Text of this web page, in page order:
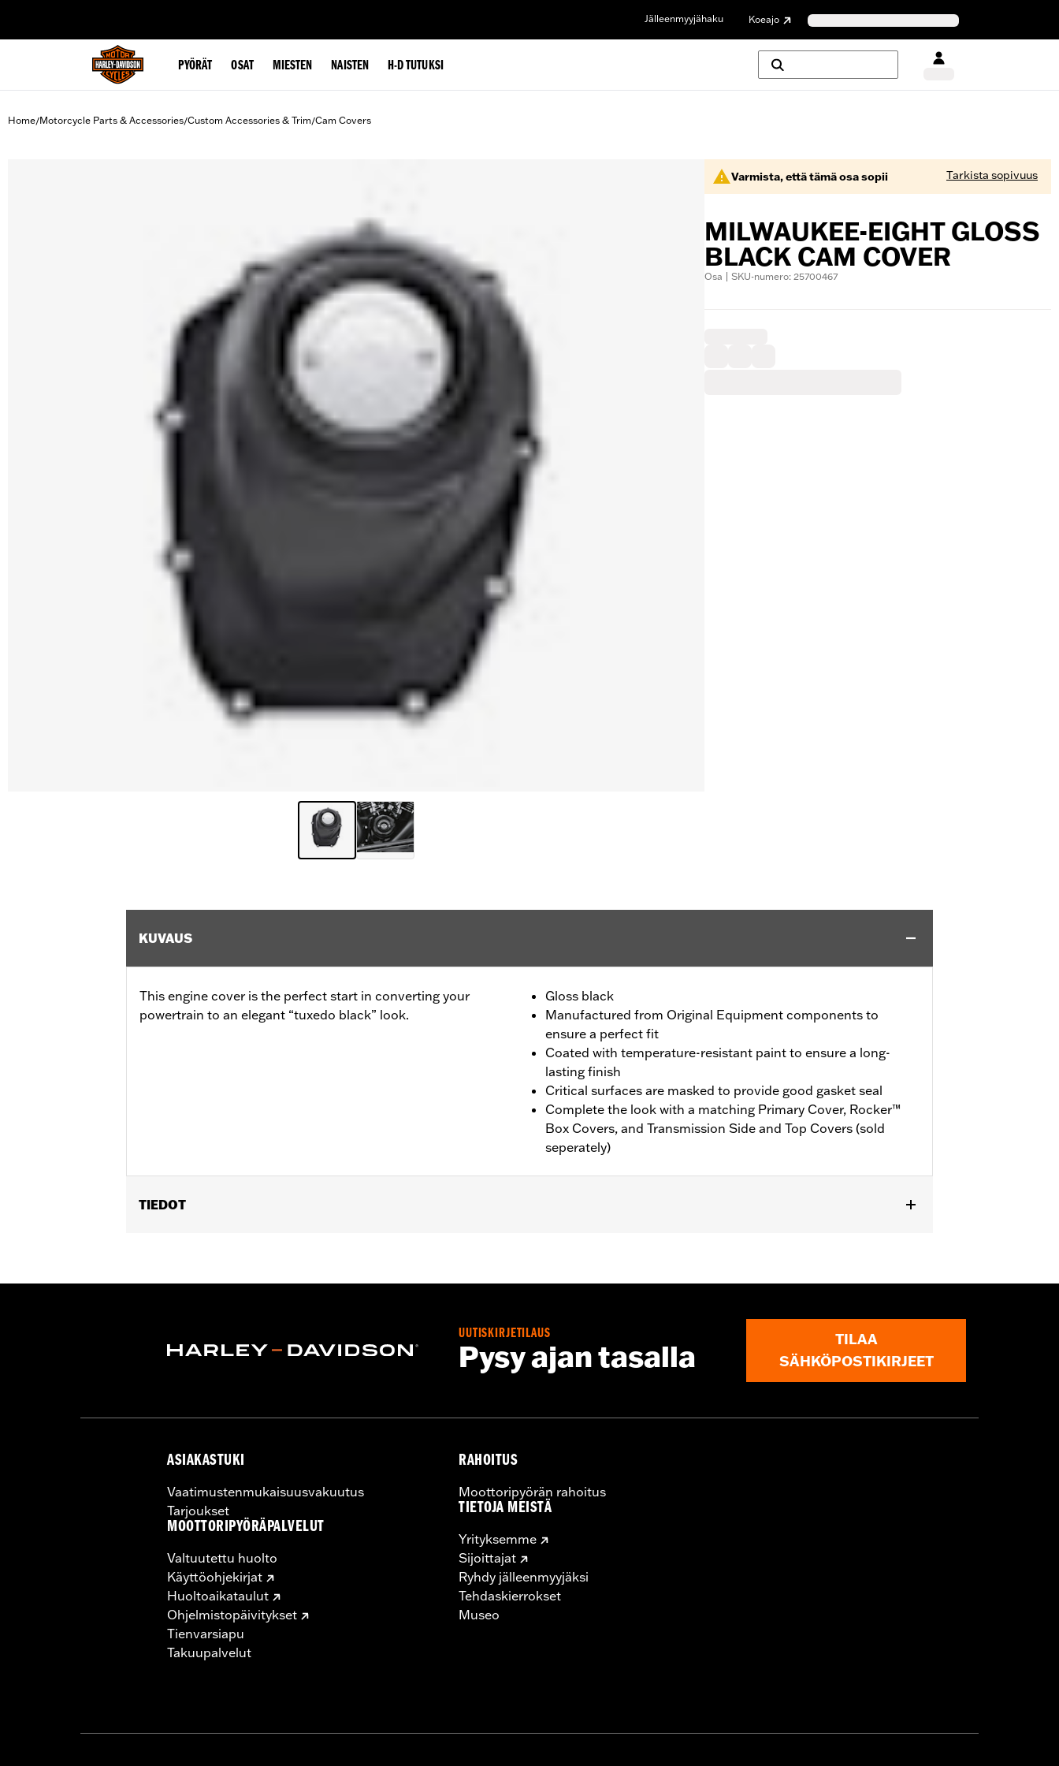
Jälleenmyyjähaku Koeajo
PYÖRÄT OSAT MIESTEN NAISTEN H-D TUTUKSI
Home/Motorcycle Parts & Accessories/Custom Accessories & Trim/Cam Covers
Varmista, että tämä osa sopii Tarkista sopivuus
MILWAUKEE-EIGHT GLOSS
BLACK CAM COVER
Osa | SKU-numero: 25700467
KUVAUS
This engine cover is the perfect start in converting your
powertrain to an elegant “tuxedo black” look.
Gloss black
Manufactured from Original Equipment components to
ensure a perfect fit
Coated with temperature-resistant paint to ensure a long-
lasting finish
Critical surfaces are masked to provide good gasket seal
Complete the look with a matching Primary Cover, Rocker™
Box Covers, and Transmission Side and Top Covers (sold
seperately)
TIEDOT
In the Box:Cam cover only
Removing and installing engine covers may require purchase of new gaskets. See dealer for information.
UUTISKIRJETILAUS
Pysy ajan tasalla
TILAA
SÄHKÖPOSTIKIRJEET
ASIAKASTUKI
Vaatimustenmukaisuusvakuutus
Tarjoukset
MOOTTORIPYÖRÄPALVELUT
Valtuutettu huolto
Käyttöohjekirjat
Huoltoaikataulut
Ohjelmistopäivitykset
Tienvarsiapu
Takuupalvelut
RAHOITUS
Moottoripyörän rahoitus
TIETOJA MEISTÄ
Yrityksemme
Sijoittajat
Ryhdy jälleenmyyjäksi
Tehdaskierrokset
Museo